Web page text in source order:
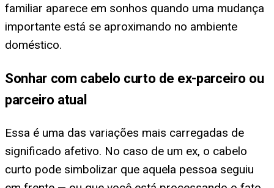
familiar aparece em sonhos quando uma mudança
importante está se aproximando no ambiente
doméstico.
Sonhar com cabelo curto de ex-parceiro ou
parceiro atual
Essa é uma das variações mais carregadas de
significado afetivo. No caso de um ex, o cabelo
curto pode simbolizar que aquela pessoa seguiu